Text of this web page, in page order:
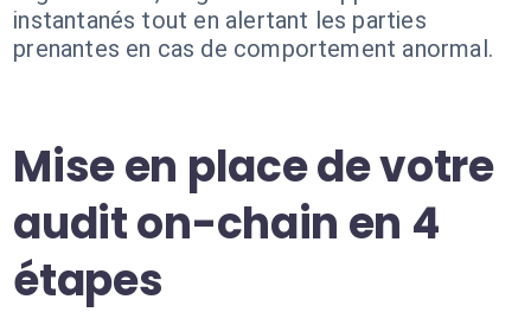
instantanés tout en alertant les parties
prenantes en cas de comportement anormal.
Mise en place de votre
audit on-chain en 4
étapes